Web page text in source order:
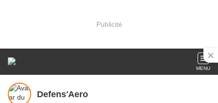
Publicité
MENU
Defens'Aero